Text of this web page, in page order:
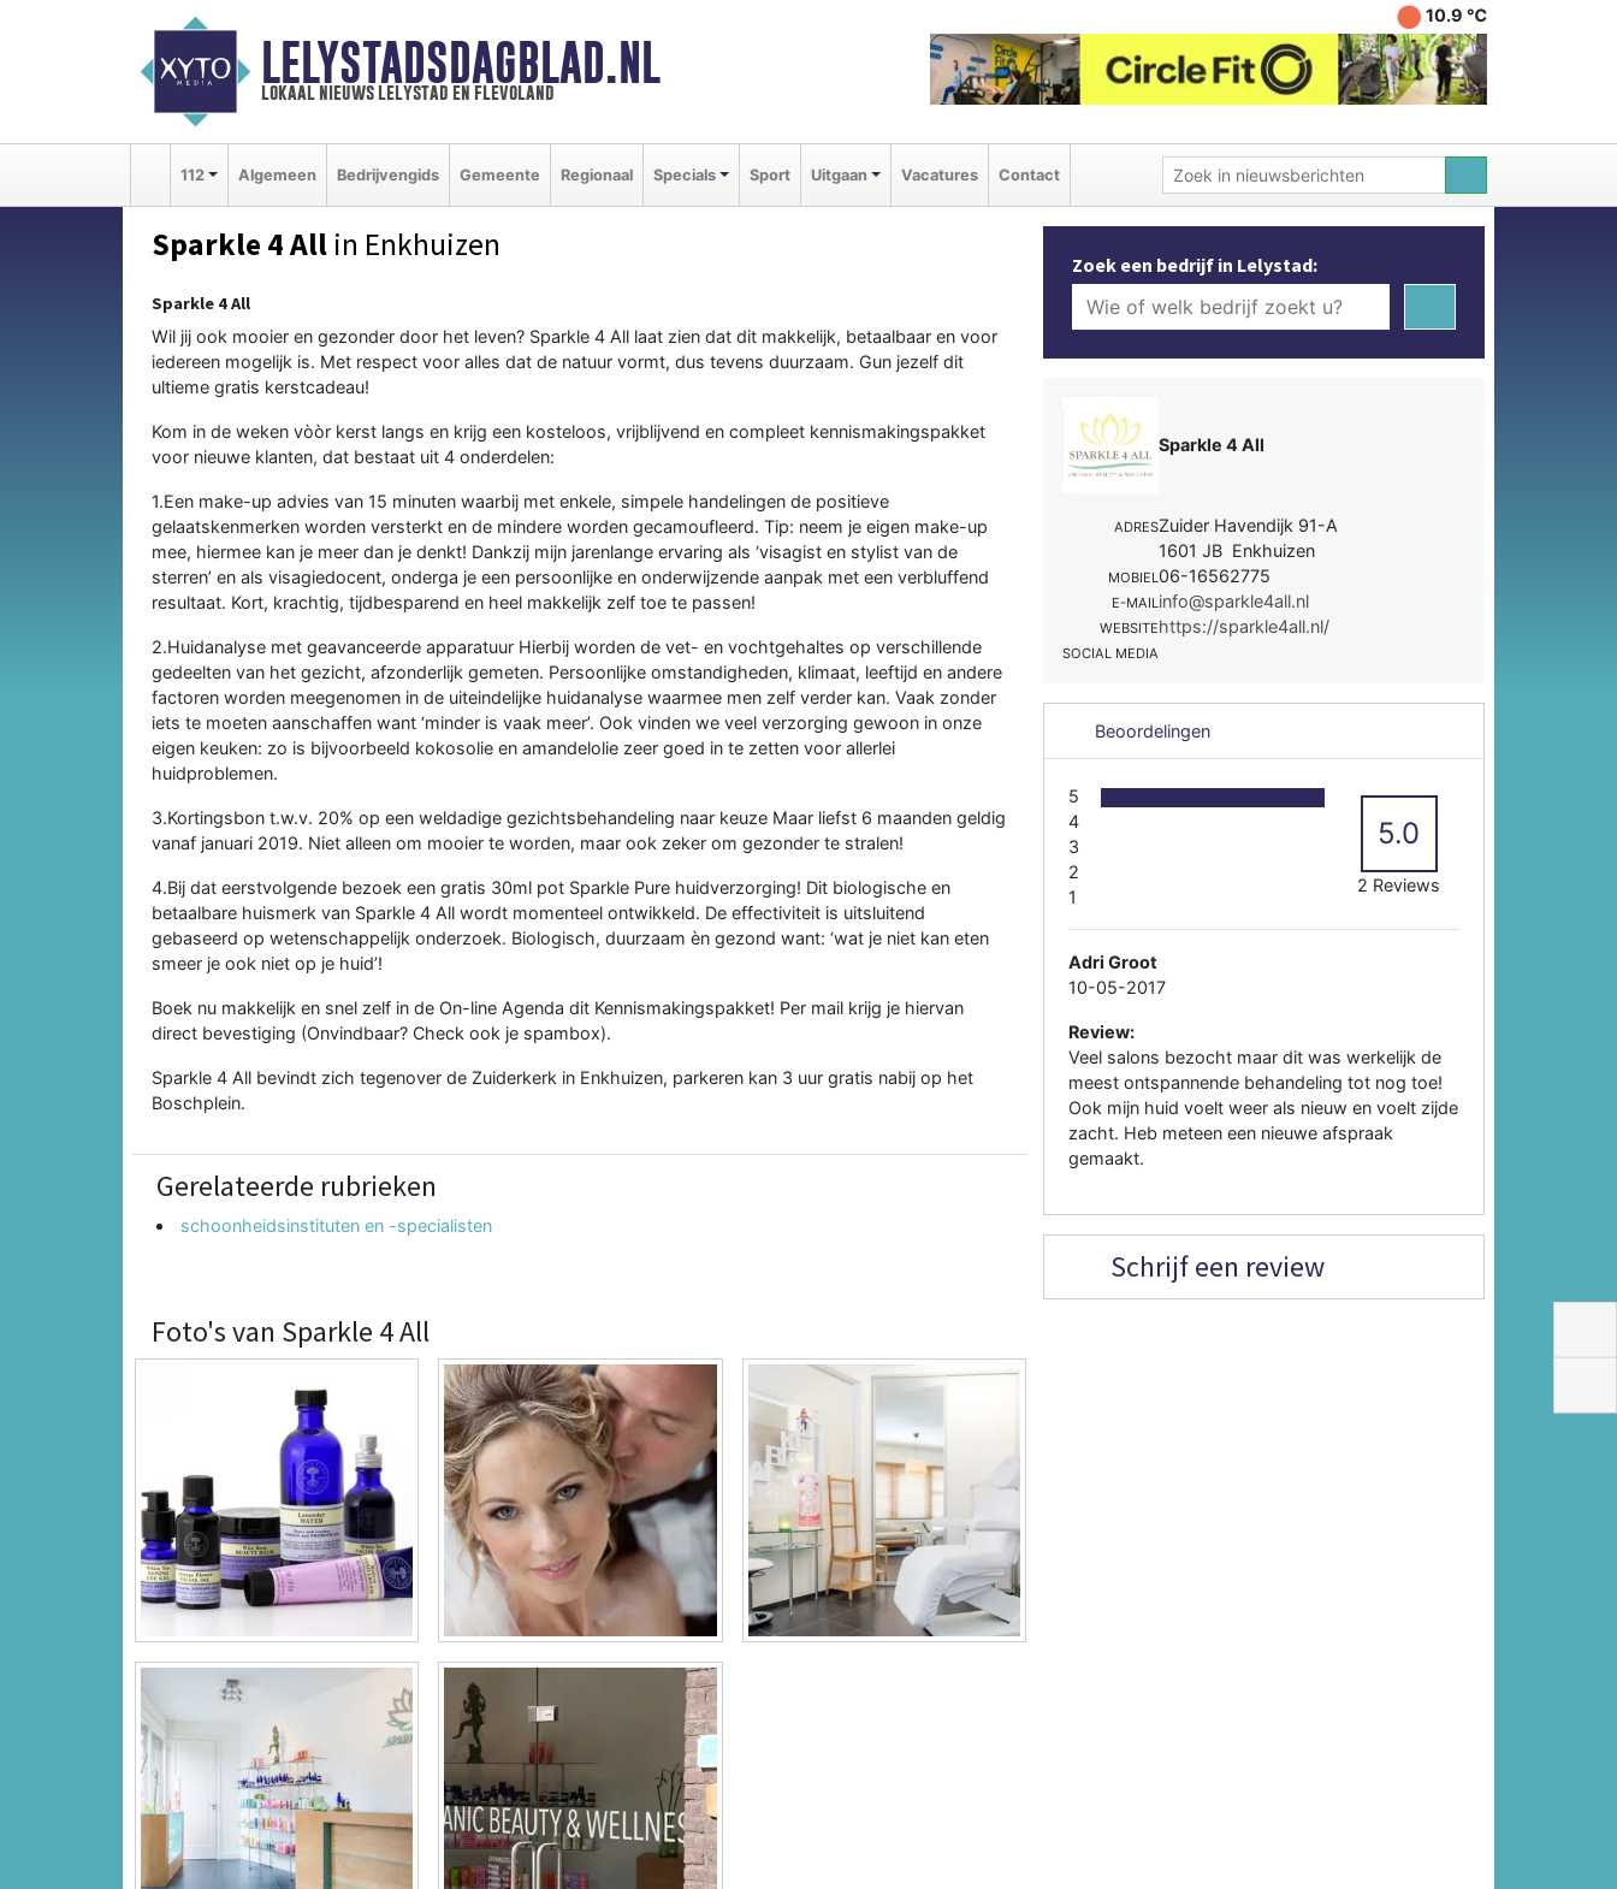
LELYSTADSDAGBLAD.NL
lokaal nieuws lelystad en flevoland
10.9 ℃
112 Algemeen Bedrijvengids Gemeente Regionaal Specials Sport Uitgaan Vacatures Contact
Sparkle 4 All in Enkhuizen
Sparkle 4 All
Wil jij ook mooier en gezonder door het leven? Sparkle 4 All laat zien dat dit makkelijk, betaalbaar en voor
iedereen mogelijk is. Met respect voor alles dat de natuur vormt, dus tevens duurzaam. Gun jezelf dit
ultieme gratis kerstcadeau!
Kom in de weken vòòr kerst langs en krijg een kosteloos, vrijblijvend en compleet kennismakingspakket
voor nieuwe klanten, dat bestaat uit 4 onderdelen:
1.Een make-up advies van 15 minuten waarbij met enkele, simpele handelingen de positieve
gelaatskenmerken worden versterkt en de mindere worden gecamoufleerd. Tip: neem je eigen make-up
mee, hiermee kan je meer dan je denkt! Dankzij mijn jarenlange ervaring als ‘visagist en stylist van de
sterren’ en als visagiedocent, onderga je een persoonlijke en onderwijzende aanpak met een verbluffend
resultaat. Kort, krachtig, tijdbesparend en heel makkelijk zelf toe te passen!
2.Huidanalyse met geavanceerde apparatuur Hierbij worden de vet- en vochtgehaltes op verschillende
gedeelten van het gezicht, afzonderlijk gemeten. Persoonlijke omstandigheden, klimaat, leeftijd en andere
factoren worden meegenomen in de uiteindelijke huidanalyse waarmee men zelf verder kan. Vaak zonder
iets te moeten aanschaffen want ‘minder is vaak meer’. Ook vinden we veel verzorging gewoon in onze
eigen keuken: zo is bijvoorbeeld kokosolie en amandelolie zeer goed in te zetten voor allerlei
huidproblemen.
3.Kortingsbon t.w.v. 20% op een weldadige gezichtsbehandeling naar keuze Maar liefst 6 maanden geldig
vanaf januari 2019. Niet alleen om mooier te worden, maar ook zeker om gezonder te stralen!
4.Bij dat eerstvolgende bezoek een gratis 30ml pot Sparkle Pure huidverzorging! Dit biologische en
betaalbare huismerk van Sparkle 4 All wordt momenteel ontwikkeld. De effectiviteit is uitsluitend
gebaseerd op wetenschappelijk onderzoek. Biologisch, duurzaam èn gezond want: ‘wat je niet kan eten
smeer je ook niet op je huid’!
Boek nu makkelijk en snel zelf in de On-line Agenda dit Kennismakingspakket! Per mail krijg je hiervan
direct bevestiging (Onvindbaar? Check ook je spambox).
Sparkle 4 All bevindt zich tegenover de Zuiderkerk in Enkhuizen, parkeren kan 3 uur gratis nabij op het
Boschplein.
Gerelateerde rubrieken
schoonheidsinstituten en -specialisten
Foto's van Sparkle 4 All
Zoek een bedrijf in Lelystad:
Sparkle 4 All
ADRESZuider Havendijk 91-A
1601 JB Enkhuizen
MOBIEL06-16562775
E-MAILinfo@sparkle4all.nl
WEBSITEhttps://sparkle4all.nl/
SOCIAL MEDIA
Beoordelingen
5
4
3
2
1
5.0
2 Reviews
Adri Groot
10-05-2017
Review:
Veel salons bezocht maar dit was werkelijk de
meest ontspannende behandeling tot nog toe!
Ook mijn huid voelt weer als nieuw en voelt zijde
zacht. Heb meteen een nieuwe afspraak
gemaakt.
Schrijf een review